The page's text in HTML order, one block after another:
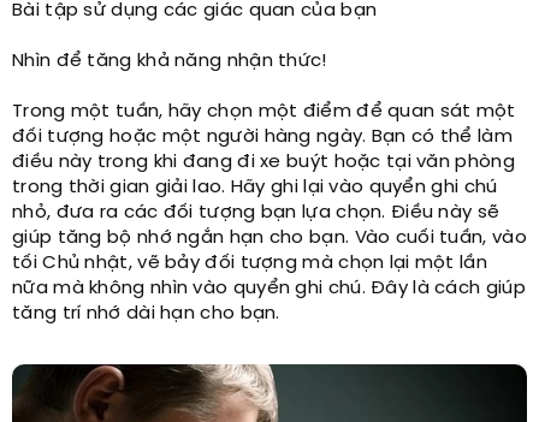
Bài tập sử dụng các giác quan của bạn
Nhìn để tăng khả năng nhận thức!
Trong một tuần, hãy chọn một điểm để quan sát một
đối tượng hoặc một người hàng ngày. Bạn có thể làm
điều này trong khi đang đi xe buýt hoặc tại văn phòng
trong thời gian giải lao. Hãy ghi lại vào quyển ghi chú
nhỏ, đưa ra các đối tượng bạn lựa chọn. Điều này sẽ
giúp tăng bộ nhớ ngắn hạn cho bạn. Vào cuối tuần, vào
tối Chủ nhật, vẽ bảy đối tượng mà chọn lại một lần
nữa mà không nhìn vào quyển ghi chú. Đây là cách giúp
tăng trí nhớ dài hạn cho bạn.